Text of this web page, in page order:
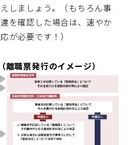
しましょう。（もちろん事
を確認した場合は、速やか
が必要です！）
職票発行のイメージ）